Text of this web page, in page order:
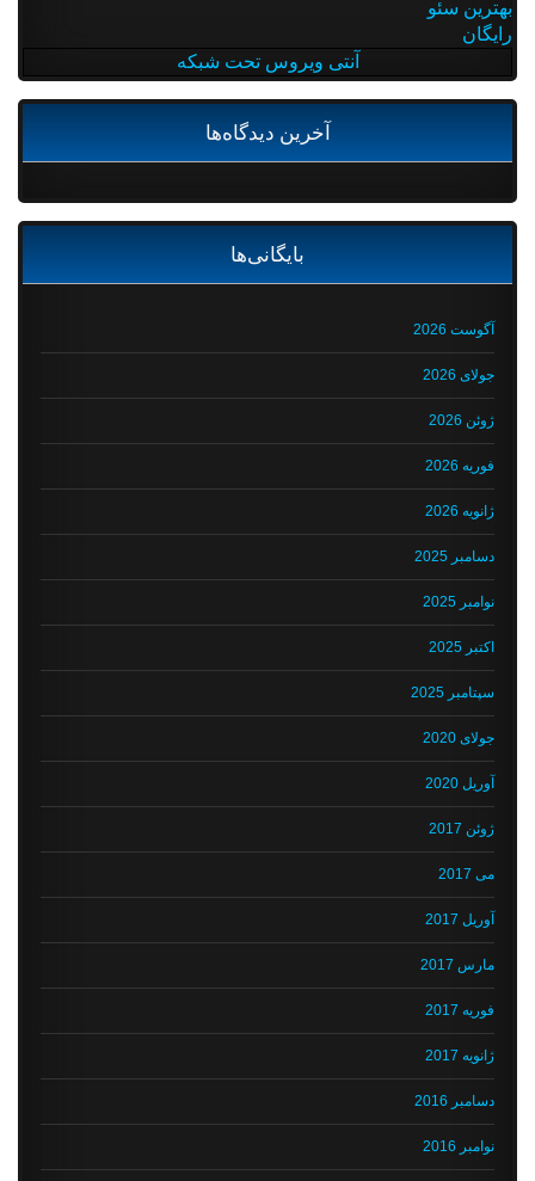
بهترین سئو
رایگان
آنتی ویروس تحت شبکه
آخرین دیدگاه‌ها
بایگانی‌ها
آگوست 2026
جولای 2026
ژوئن 2026
فوریه 2026
ژانویه 2026
دسامبر 2025
نوامبر 2025
اکتبر 2025
سپتامبر 2025
جولای 2020
آوریل 2020
ژوئن 2017
می 2017
آوریل 2017
مارس 2017
فوریه 2017
ژانویه 2017
دسامبر 2016
نوامبر 2016